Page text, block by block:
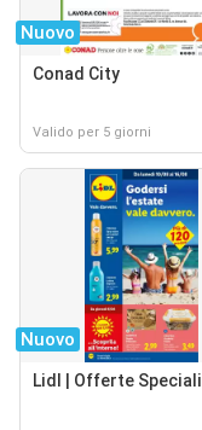
Nuovo
Conad City
Valido per 5 giorni
Nuovo
Lidl | Offerte Speciali